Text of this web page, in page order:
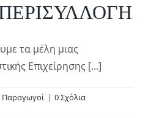
τα μέλη μιας
Επιχείρησης [...]
Παραγωγοί | 0 Σχόλια